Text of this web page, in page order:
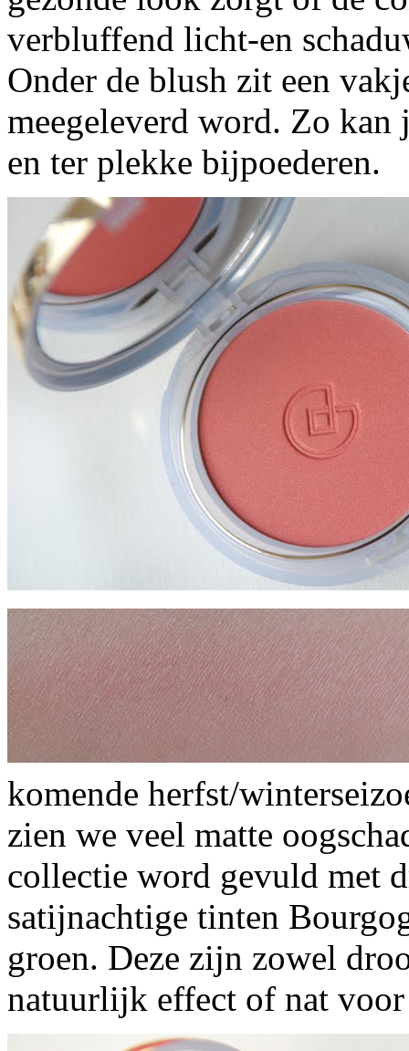
verbluffend licht-en
Onder de blush zit een
meegeleverd word. Zo kan
en ter plekke bijpoederen.
komende herfst/
zien we veel matte
collectie word gevuld met
satijnachtige tinten
groen. Deze zijn zowel
natuurlijk effect of nat voor